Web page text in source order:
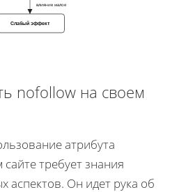
Слабый эффект
влияние малое
nofollow на своем
атрибута
требует знания
аспектов. Он идет рука об